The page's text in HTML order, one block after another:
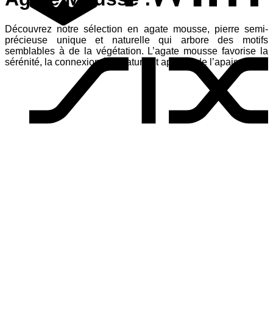
Découvrez notre sélection en agate mousse, pierre semi-
précieuse unique et naturelle qui arbore des motifs
semblables à de la végétation. L’agate mousse favorise la
sérénité, la connexion à la nature et apporte de l’apaisement.